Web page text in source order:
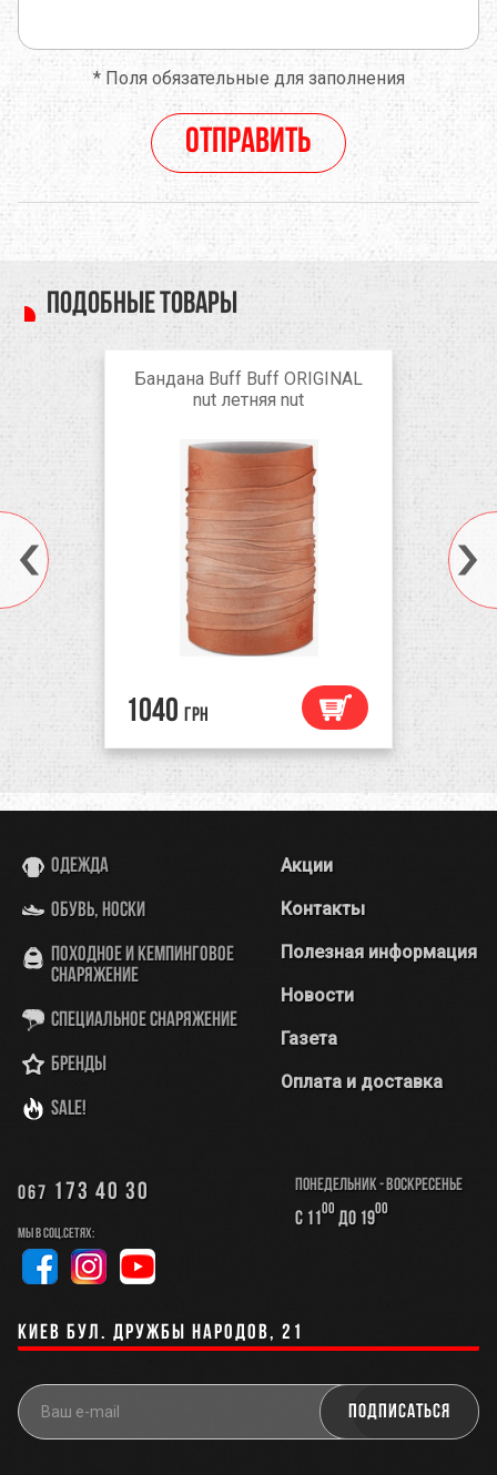
*Поля обязательные для заполнения
Отправить
Подобные товары
Бандана Buff Buff ORIGINAL
nut летняя nut
1040 грн
Одежда
Обувь, носки
Походное и кемпинговое
снаряжение
Специальное снаряжение
Бренды
SALE!
Акции
Контакты
Полезная информация
Новости
Газета
Оплата и доставка
067 173 40 30
Мы в соц.сетях:
Понедельник - Воскресенье
с 1100 до 1900
Киев бул. Дружбы Народов, 21